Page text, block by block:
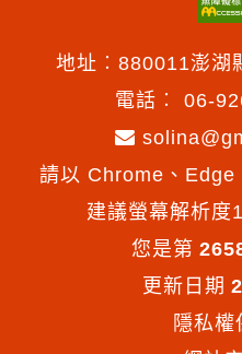
地址︰880011澎湖
電話︰ 06-
請以 Chrome、
建議螢幕解析度
您是第
更新日期
隱私權